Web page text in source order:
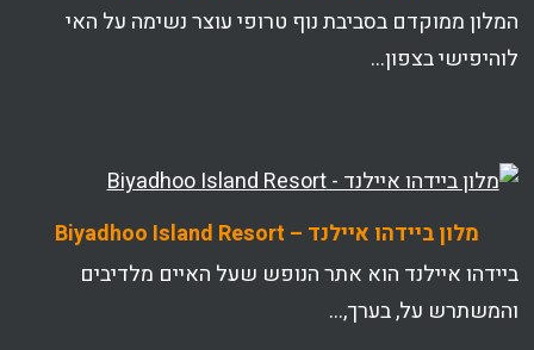
המלון ממוקדם בסביבת נוף טרופי עוצר נשימה על האי
לוהיפישי בצפון…
מלון ביידהו איילנד – Biyadhoo Island Resort
ביידהו איילנד הוא אתר הנופש שעל האיים מלדיבים
והמשתרש על, בערך,…